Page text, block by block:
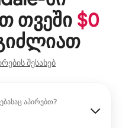
თვეში$0
შესახებ
აპირებთ?